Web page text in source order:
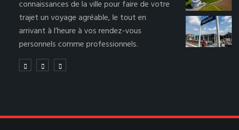
connaissances de la ville pour faire de votre
trajet un voyage agréable, le tout en
arrivant à l’heure à vos rendez-vous
personnels comme professionnels.